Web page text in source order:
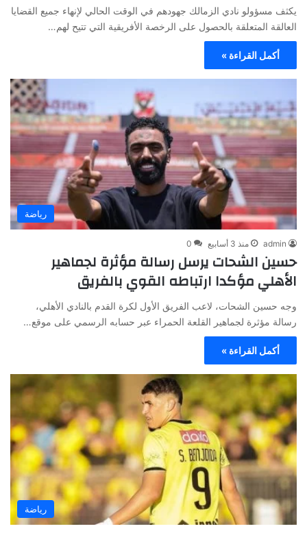
يكثف مسؤولو نادي الزمالك جهودهم في الوقت الحالي لإنهاء جميع القضايا
العالقة المتعلقة بالحصول على الرخصة الأفريقية التي تتيح لهم…
أكمل القراءة »
رياضة
admin منذ 3 أسابيع 0
حسين الشحات يرسل رسالة مؤثرة لجماهير
الأهلي مؤكدا ارتباطه القوي بالفريق
وجه حسين الشحات، لاعب الفريق الأول لكرة القدم بالنادي الأهلي،
رسالة مؤثرة لجماهير القلعة الحمراء عبر حسابه الرسمي على موقع…
أكمل القراءة »
رياضة